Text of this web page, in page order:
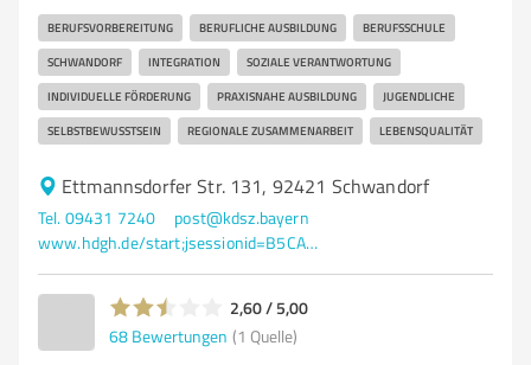
BERUFSVORBEREITUNG BERUFLICHE AUSBILDUNG BERUFSSCHULE
SCHWANDORF INTEGRATION SOZIALE VERANTWORTUNG
INDIVIDUELLE FÖRDERUNG PRAXISNAHE AUSBILDUNG JUGENDLICHE
SELBSTBEWUSSTSEIN REGIONALE ZUSAMMENARBEIT LEBENSQUALITÄT
Ettmannsdorfer Str. 131, 92421 Schwandorf
Tel. 09431 7240
post@kdsz.bayern
www.hdgh.de/start;jsessionid=B5CA6D19B564965FB7C5714B48687C56
2,60 / 5,00
68 Bewertungen (1 Quelle)